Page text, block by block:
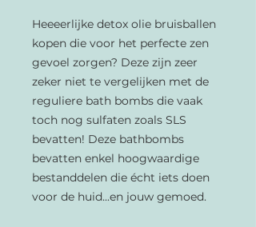
Heeeerlijke detox olie bruisballen
kopen die voor het perfecte zen
gevoel zorgen? Deze zijn zeer
zeker niet te vergelijken met de
reguliere bath bombs die vaak
toch nog sulfaten zoals SLS
bevatten! Deze bathbombs
bevatten enkel hoogwaardige
bestanddelen die écht iets doen
voor de huid...en jouw gemoed.